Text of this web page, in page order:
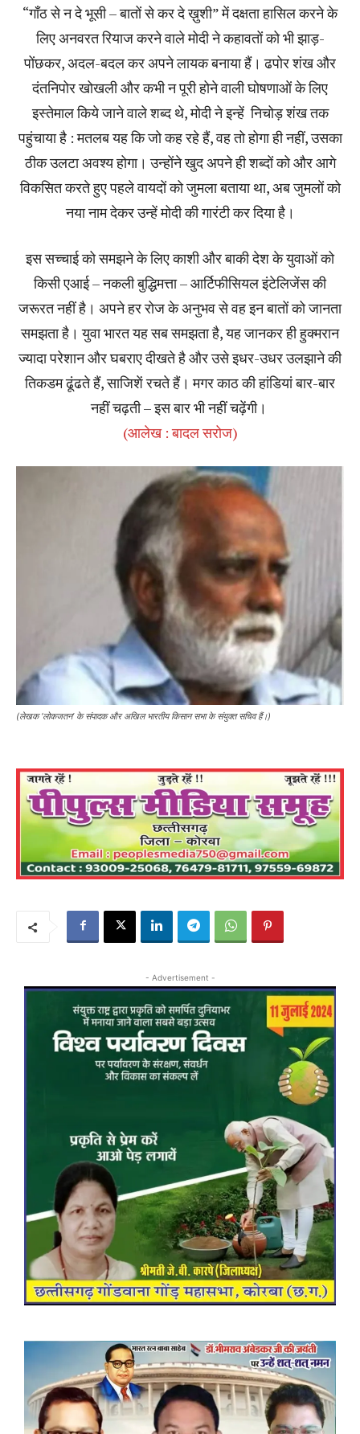
“गाँठ से न दे भूसी – बातों से कर दे ख़ुशी” में दक्षता हासिल करने के
लिए अनवरत रियाज करने वाले मोदी ने कहावतों को भी झाड़-
पोंछकर, अदल-बदल कर अपने लायक बनाया हैं। ढपोर शंख और
दंतनिपोर खोखली और कभी न पूरी होने वाली घोषणाओं के लिए
इस्तेमाल किये जाने वाले शब्द थे, मोदी ने इन्हें निचोड़ शंख तक
पहुंचाया है : मतलब यह कि जो कह रहे हैं, वह तो होगा ही नहीं, उसका
ठीक उलटा अवश्य होगा। उन्होंने खुद अपने ही शब्दों को और आगे
विकसित करते हुए पहले वायदों को जुमला बताया था, अब जुमलों को
नया नाम देकर उन्हें मोदी की गारंटी कर दिया है।
इस सच्चाई को समझने के लिए काशी और बाकी देश के युवाओं को
किसी एआई – नकली बुद्धिमत्ता – आर्टिफीसियल इंटेलिजेंस की
जरूरत नहीं है। अपने हर रोज के अनुभव से वह इन बातों को जानता
समझता है। युवा भारत यह सब समझता है, यह जानकर ही हुक्मरान
ज्यादा परेशान और घबराए दीखते है और उसे इधर-उधर उलझाने की
तिकडम ढूंढते हैं, साजिशें रचते हैं। मगर काठ की हांडियां बार-बार
नहीं चढ़ती – इस बार भी नहीं चढ़ेंगी।
(आलेख : बादल सरोज)
(लेखक ‘लोकजतन’ के संपादक और अखिल भारतीय किसान सभा के संयुक्त सचिव हैं।)
- Advertisement -